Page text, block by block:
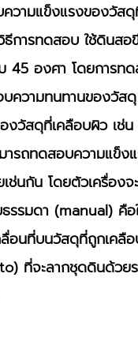
วามแข็งแรงของวัส
การทดสอบ ใช้ดินสอ
45 องศา โดยการทด
ความทนทานของวัส
งวัสดุที่เคลือบผิว เช่
ารถทดสอบความแข็ง
ช่นกัน โดยตัวเครื่อง
รรมดา (manual) คือ
อนที่บนวัสดุที่ถูกเคลื
ที่จะลากชุดดินด้วย